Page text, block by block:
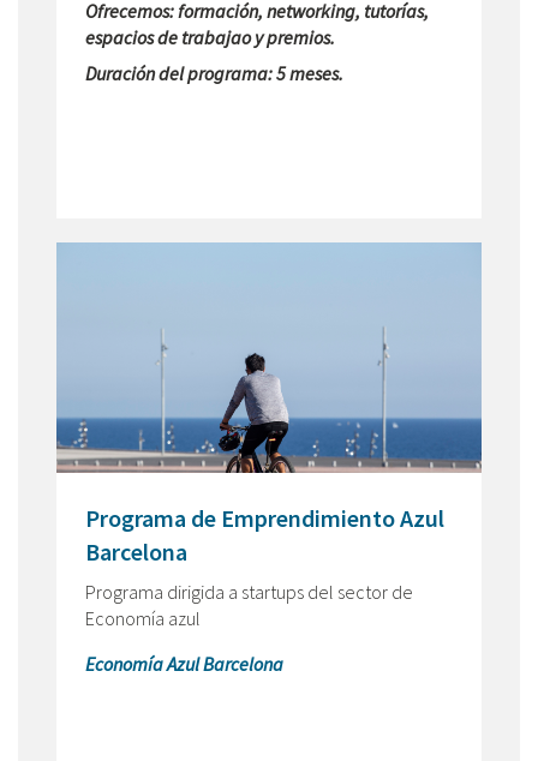
Ofrecemos: formación, networking, tutorías,
espacios de trabajao y premios.
Duración del programa: 5 meses.
Programa de Emprendimiento Azul
Barcelona
Programa dirigida a startups del sector de
Economía azul
Economía Azul Barcelona